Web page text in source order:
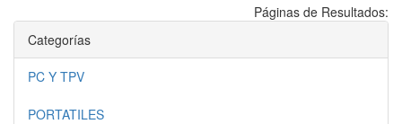
Páginas de Resultados:
Categorías
PC Y TPV
PORTATILES